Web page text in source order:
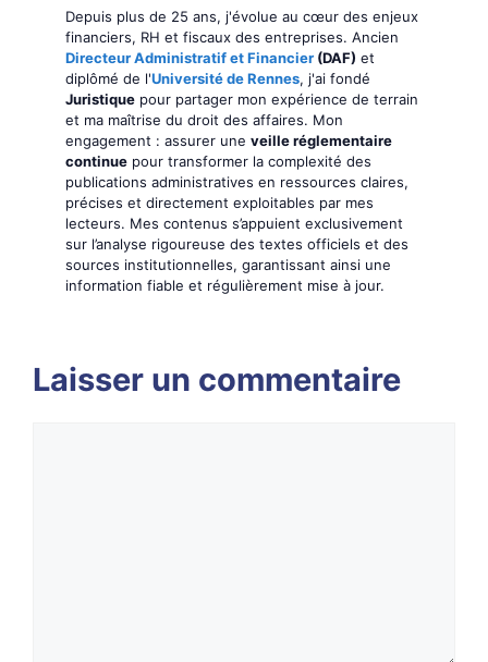
Depuis plus de 25 ans, j'évolue au cœur des enjeux
financiers, RH et fiscaux des entreprises. Ancien
Directeur Administratif et Financier (DAF) et
diplômé de l'Université de Rennes, j'ai fondé
Juristique pour partager mon expérience de terrain
et ma maîtrise du droit des affaires. Mon
engagement : assurer une veille réglementaire
continue pour transformer la complexité des
publications administratives en ressources claires,
précises et directement exploitables par mes
lecteurs. Mes contenus s’appuient exclusivement
sur l’analyse rigoureuse des textes officiels et des
sources institutionnelles, garantissant ainsi une
information fiable et régulièrement mise à jour.
Laisser un commentaire